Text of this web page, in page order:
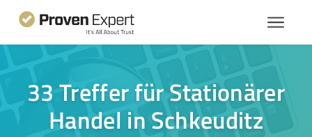
33 Treffer für Stationärer
Handel in Schkeuditz